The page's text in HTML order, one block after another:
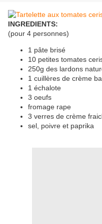
INGREDIENTS:
(pour 4 personnes)
1 pâte brisé
10 petites tomates
250g des lardons
1 cuillères de crème
1 échalote
3 oeufs
fromage rape
3 verres de crème
sel, poivre et paprika